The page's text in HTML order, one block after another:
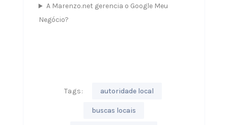
A Marenzo.net gerencia o Google Meu
Negócio?
Tags: autoridade local
buscas locais